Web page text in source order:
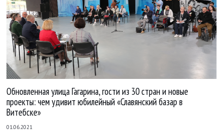
Обновленная улица Гагарина, гости из 30 стран и новые
проекты: чем удивит юбилейный «Славянский базар в
Витебске»
01.06.2021